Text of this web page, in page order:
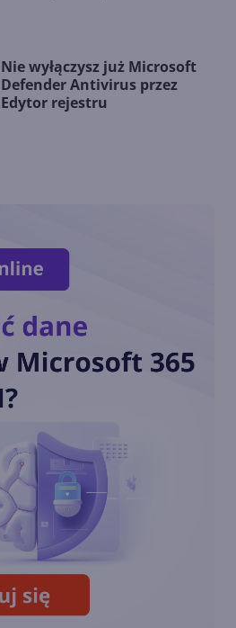
Nie wyłączysz już Microsoft
Defender Antivirus przez
Edytor rejestru
kładzie nacisk na Gaming
Windows Defender uzyskał
Antywirusa" w AV-TEST
Defender chroni już ponad
50% komputerów z Windows